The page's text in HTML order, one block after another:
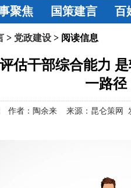
聚焦 国策建言 百
> 党政建设 > 阅读信息
估干部综合能力
一路径
作者：陶余来 来源：昆仑策网